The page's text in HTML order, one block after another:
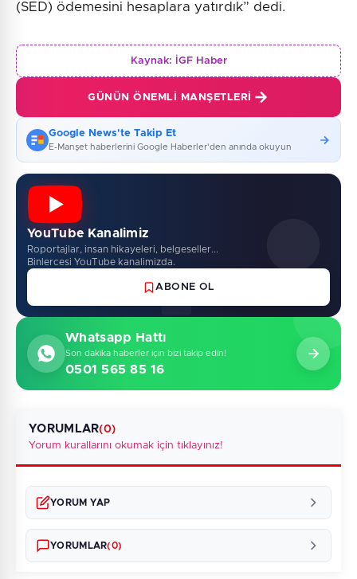
(SED) ödemesini hesaplara yatırdık” dedi.
Kaynak: İGF Haber
GÜNÜN ÖNEMLI MANŞETLERI
Google News'te Takip Et
E-Manşet haberlerini Google Haberler'den anında okuyun
YouTube Kanalimiz
Roportajlar, insan hikayeleri, belgeseller...
Binlercesi YouTube kanalimizda.
ABONE OL
Whatsapp Hattı
Son dakika haberler için bizi takip edin!
0501 565 85 16
YORUMLAR(0)
Yorum kurallarını okumak için tıklayınız!
YORUM YAP
YORUMLAR(0)